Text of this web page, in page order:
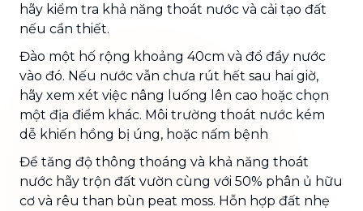
hãy kiểm tra khả năng thoát nước và cải tạo đất
nếu cần thiết.
Đào một hố rộng khoảng 40cm và đổ đầy nước
vào đó. Nếu nước vẫn chưa rút hết sau hai giờ,
hãy xem xét việc nâng luống lên cao hoặc chọn
một địa điểm khác. Môi trường thoát nước kém
dễ khiến hồng bị úng, hoặc nấm bệnh
Để tăng độ thông thoáng và khả năng thoát
nước hãy trộn đất vườn cùng với 50% phân ủ hữu
cơ và rêu than bùn peat moss. Hỗn hợp đất nhẹ